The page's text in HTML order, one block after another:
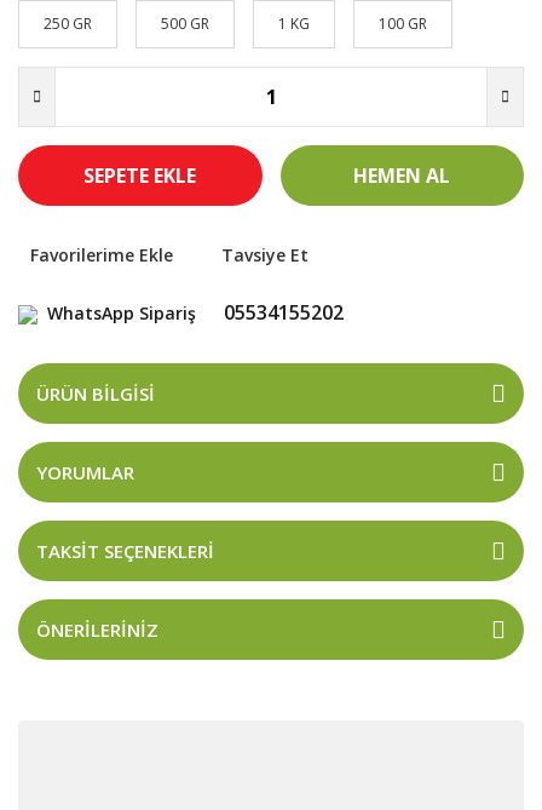
250 GR 500 GR 1 KG 100 GR
SEPETE EKLE HEMEN AL
Tavsiye Et
WhatsApp Sipariş 05534155202
ÜRÜN BILGISI
YORUMLAR
TAKSIT SEÇENEKLERI
ÖNERILERINIZ